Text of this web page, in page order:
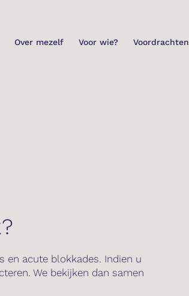
Over mezelf Voor wie? Voordrachten
en acute blokkades. Indien u
We bekijken dan samen